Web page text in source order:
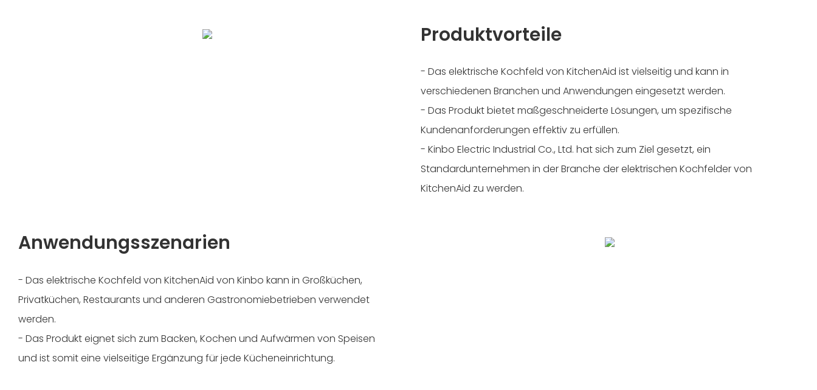
Produktvorteile
- Das elektrische Kochfeld von KitchenAid ist vielseitig und kann in
verschiedenen Branchen und Anwendungen eingesetzt werden.
- Das Produkt bietet maßgeschneiderte Lösungen, um spezifische
Kundenanforderungen effektiv zu erfüllen.
- Kinbo Electric Industrial Co., Ltd. hat sich zum Ziel gesetzt, ein
Standardunternehmen in der Branche der elektrischen Kochfelder von
KitchenAid zu werden.
Anwendungsszenarien
- Das elektrische Kochfeld von KitchenAid von Kinbo kann in Großküchen,
Privatküchen, Restaurants und anderen Gastronomiebetrieben verwendet
werden.
- Das Produkt eignet sich zum Backen, Kochen und Aufwärmen von Speisen
und ist somit eine vielseitige Ergänzung für jede Kücheneinrichtung.